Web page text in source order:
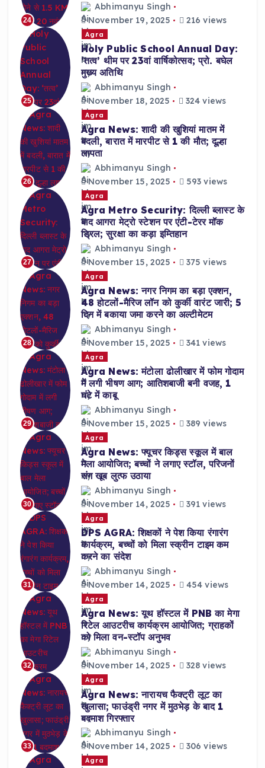
24
Abhimanyu Singh
November 19, 2025
216 views
25
Agra
Holy Public School Annual Day:
‘तत्व’ थीम पर 23वां वार्षिकोत्सव; प्रो. बघेल
मुख्य अतिथि
Abhimanyu Singh
November 18, 2025
324 views
26
Agra
Agra News: शादी की खुशियां मातम में
बदली, बारात में मारपीट से 1 की मौत; दूल्हा
लापता
Abhimanyu Singh
November 15, 2025
593 views
27
Agra
Agra Metro Security: दिल्ली ब्लास्ट के
बाद आगरा मेट्रो स्टेशन पर एंटी-टेरर मॉक
ड्रिल; सुरक्षा का कड़ा इम्तिहान
Abhimanyu Singh
November 15, 2025
375 views
28
Agra
Agra News: नगर निगम का बड़ा एक्शन,
48 होटलों-मैरिज लॉन को कुर्की वारंट जारी; 5
दिन में बकाया जमा करने का अल्टीमेटम
Abhimanyu Singh
November 15, 2025
341 views
29
Agra
Agra News: मंटोला ढोलीखार में फोम गोदाम
में लगी भीषण आग; आतिशबाजी बनी वजह, 1
घंटे में काबू
Abhimanyu Singh
November 15, 2025
389 views
30
Agra
Agra News: फ्यूचर किड्स स्कूल में बाल
मेला आयोजित; बच्चों ने लगाए स्टॉल, परिजनों
संग खूब लुत्फ उठाया
Abhimanyu Singh
November 14, 2025
391 views
31
Agra
DPS AGRA: शिक्षकों ने पेश किया रंगारंग
कार्यक्रम, बच्चों को मिला स्क्रीन टाइम कम
करने का संदेश
Abhimanyu Singh
November 14, 2025
454 views
32
Agra
Agra News: यूथ हॉस्टल में PNB का मेगा
रिटेल आउटरीच कार्यक्रम आयोजित; ग्राहकों
को मिला वन-स्टॉप अनुभव
Abhimanyu Singh
November 14, 2025
328 views
33
Agra
Agra News: नारायच फैक्ट्री लूट का
खुलासा; फाउंड्री नगर में मुठभेड़ के बाद 1
बदमाश गिरफ्तार
Abhimanyu Singh
November 14, 2025
306 views
Agra